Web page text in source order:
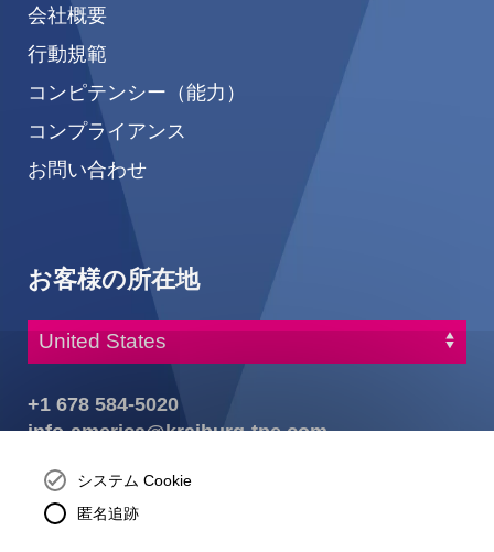
会社概要
行動規範
コンピテンシー（能力）
コンプライアンス
お問い合わせ
お客様の所在地
+1 678 584-5020
info-america@kraiburg-tpe.com
4365 Hamilton Mill Rd.,
josh.ackernecht@kraiburg-tpe.com
システム Cookie
匿名追跡